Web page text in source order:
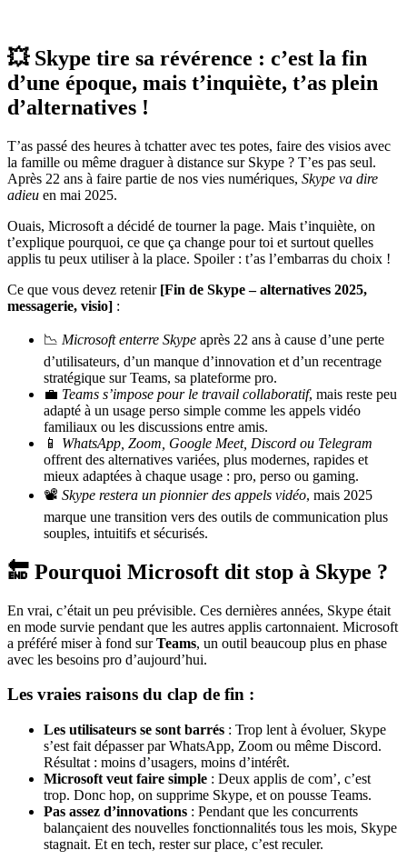
💥 Skype tire sa révérence : c’est la fin
d’une époque, mais t’inquiète, t’as plein
d’alternatives !
T’as passé des heures à tchatter avec tes potes, faire des visios avec
la famille ou même draguer à distance sur Skype ? T’es pas seul.
Après 22 ans à faire partie de nos vies numériques, Skype va dire
adieu en mai 2025.
Ouais, Microsoft a décidé de tourner la page. Mais t’inquiète, on
t’explique pourquoi, ce que ça change pour toi et surtout quelles
applis tu peux utiliser à la place. Spoiler : t’as l’embarras du choix !
Ce que vous devez retenir [Fin de Skype – alternatives 2025,
messagerie, visio] :
📉 Microsoft enterre Skype après 22 ans à cause d’une perte
d’utilisateurs, d’un manque d’innovation et d’un recentrage
stratégique sur Teams, sa plateforme pro.
💼 Teams s’impose pour le travail collaboratif, mais reste peu
adapté à un usage perso simple comme les appels vidéo
familiaux ou les discussions entre amis.
📱 WhatsApp, Zoom, Google Meet, Discord ou Telegram
offrent des alternatives variées, plus modernes, rapides et
mieux adaptées à chaque usage : pro, perso ou gaming.
📽️ Skype restera un pionnier des appels vidéo, mais 2025
marque une transition vers des outils de communication plus
souples, intuitifs et sécurisés.
🔚 Pourquoi Microsoft dit stop à Skype ?
En vrai, c’était un peu prévisible. Ces dernières années, Skype était
en mode survie pendant que les autres applis cartonnaient. Microsoft
a préféré miser à fond surTeams, un outil beaucoup plus en phase
avec les besoins pro d’aujourd’hui.
Les vraies raisons du clap de fin :
Les utilisateurs se sont barrés : Trop lent à évoluer, Skype
s’est fait dépasser par WhatsApp, Zoom ou même Discord.
Résultat : moins d’usagers, moins d’intérêt.
Microsoft veut faire simple : Deux applis de com’, c’est
trop. Donc hop, on supprime Skype, et on pousse Teams.
Pas assez d’innovations : Pendant que les concurrents
balançaient des nouvelles fonctionnalités tous les mois, Skype
stagnait. Et en tech, rester sur place, c’est reculer.